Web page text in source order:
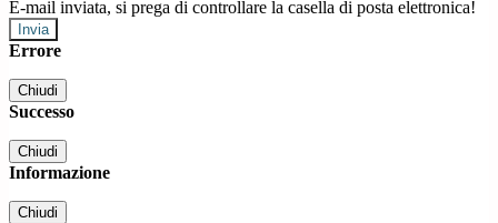
E-mail inviata, si prega di controllare la casella di posta elettronica!
Errore
Chiudi
Successo
Chiudi
Informazione
Chiudi